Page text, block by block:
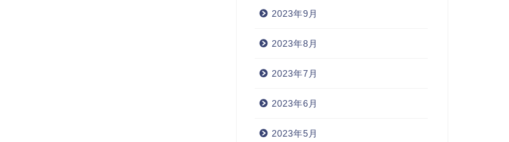
2023年9月
2023年8月
2023年7月
2023年6月
2023年5月